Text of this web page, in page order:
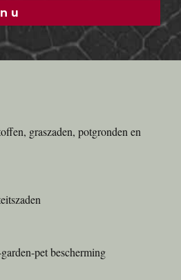
u
graszaden, potgronden en
pet bescherming